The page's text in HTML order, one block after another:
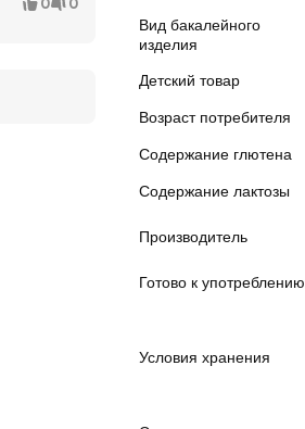
Вид бакалейного
изделия
Детский товар
Возраст потребителя
Содержание глютена
Содержание лактозы
Производитель
Готово к употреблению
Условия хранения
0 0